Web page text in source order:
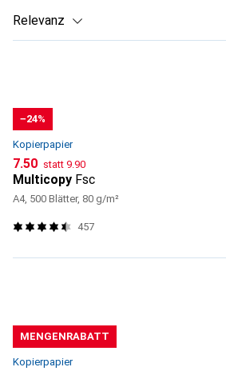
Relevanz
−24%
Kopierpapier
CHF
7.50 statt CHF
9.90
Multicopy Fsc
A4, 500 Blätter, 80 g/m²
457
MENGENRABATT
Kopierpapier